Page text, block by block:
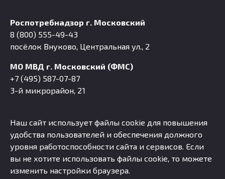
Роспотребнадзор г. Московский
8 (800) 555-49-43
посёлок Внуково, Центральная ул., 2
МО МВД г. Московский (ФМС)
+7 (495) 587-07-87
3-й микрорайон, 21
Наш сайт использует файлы cookie для повышения
удобства пользователей и обеспечения должного
уровня работоспособности сайта и сервисов. Если
вы не хотите использовать файлы cookie, то можете
изменить настройки браузера.